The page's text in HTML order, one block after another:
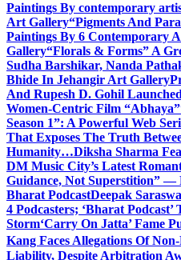
Paintings By contemporary
Art Gallery“Pigments And
Paintings By 6 Contemporary
Gallery“Florals & Forms” A
Sudha Barshikar, Nanda
Bhide In Jehangir Art Gallery
And Rupesh D. Gohil
Women-Centric Film “Abhaya”
Season 1”: A Powerful Web
That Exposes The Truth
Humanity…Diksha Sharma
DM Music City’s Latest
Guidance, Not Superstition” —
Bharat PodcastDeepak
4 Podcasters; ‘Bharat
Storm‘Carry On Jatta’ Fame
Kang Faces Allegations Of
Liability, Despite Arbitration